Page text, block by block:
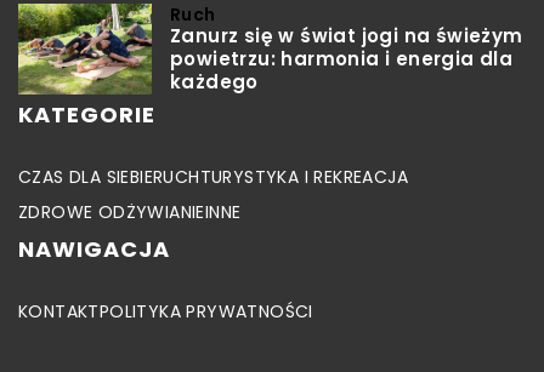
Ruch
Zanurz się w świat jogi na świeżym
powietrzu: harmonia i energia dla
każdego
KATEGORIE
CZAS DLA SIEBIERUCHTURYSTYKA I REKREACJA
ZDROWE ODŻYWIANIEINNE
NAWIGACJA
KONTAKTPOLITYKA PRYWATNOŚCI